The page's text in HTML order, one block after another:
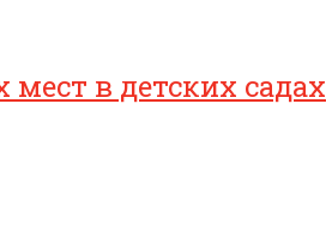
в детских садах